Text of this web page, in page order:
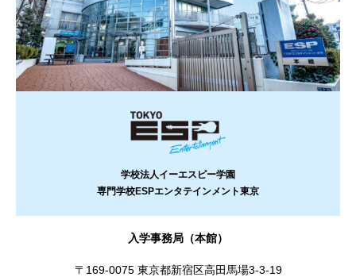
学校法人イーエスピー学園
専門学校ESPエンタテインメント東京
入学事務局（本館）
〒169-0075 東京都新宿区高田馬場3-3-19